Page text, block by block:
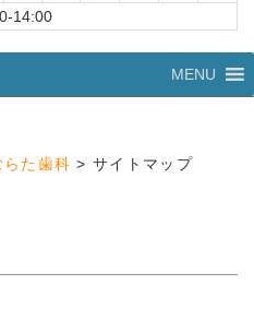
14:00
へ
MENU
た歯科 >サイトマップ